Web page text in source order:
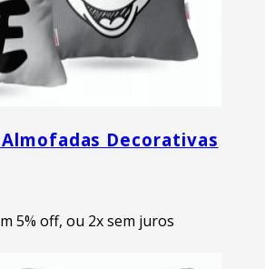
Decorativas
5% off, ou 2x sem juros